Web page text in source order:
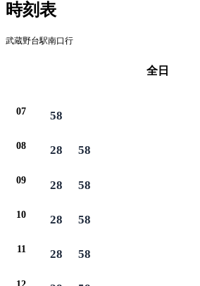
時刻表
武蔵野台駅南口行
全日
07 58
08 28 58
09 28 58
10 28 58
11 28 58